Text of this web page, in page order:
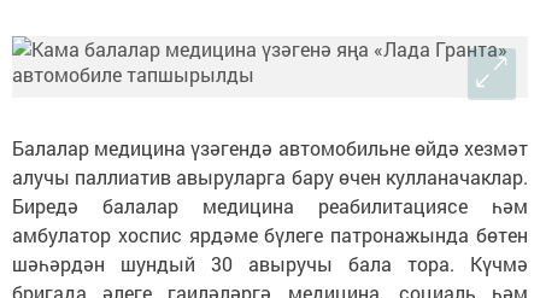
Балалар медицина үзәгендә автомобильне өйдә хезмәт
алучы паллиатив авыруларга бару өчен кулланачаклар.
Биредә балалар медицина реабилитациясе һәм
амбулатор хоспис ярдәме бүлеге патронажында бөтен
шәһәрдән шундый 30 авыручы бала тора. Күчмә